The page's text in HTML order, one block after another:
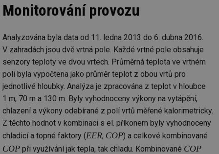
Monitorování provozu
Analyzována byla data od 11. ledna 2013 do 6. dubna 2016.
V zahradách jsou dvě vrtná pole. Každé vrtné pole obsahuje
senzory teploty ve dvou vrtech. Průměrná teplota ve vrtném
poli byla vypočtena jako průměr teplot z obou vrtů pro
jednotlivé hloubky. Analýza je zpracována z teplot v hloubce
1 m, 70 m a 130 m. Byly vyhodnoceny výkony na vytápění,
chlazení a výkony odebírané z polí vrtů měřené kalorimetricky.
Z těchto hodnot v kombinaci s el. příkonem byly vyhodnoceny
chladicí a topné faktory (EER, COP) a celkové kombinované
COP při využívání jak tepla, tak chladu. Kombinované COP